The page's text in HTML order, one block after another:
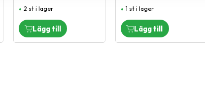
2 st i lager 1 st i lager